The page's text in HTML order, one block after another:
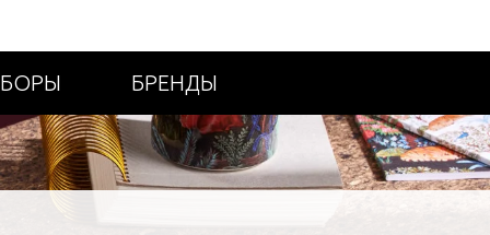
БРЕНДЫ